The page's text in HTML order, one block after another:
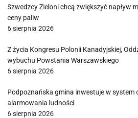
Szwedzcy Zieloni chcą zwiększyć napływ
ceny paliw
6 sierpnia 2026
Z życia Kongresu Polonii Kanadyjskiej,
wybuchu Powstania Warszawskiego
6 sierpnia 2026
Podpoznańska gmina inwestuje w system
alarmowania ludności
6 sierpnia 2026